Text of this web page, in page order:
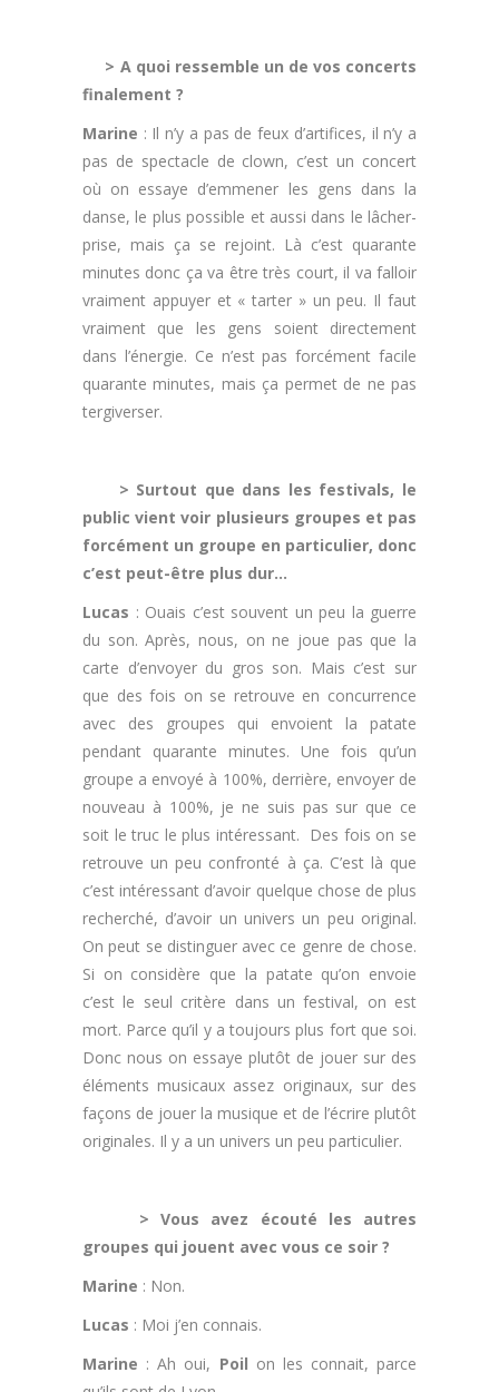
> A quoi ressemble un de vos concerts
finalement ?
Marine : Il n’y a pas de feux d’artifices, il n’y a
pas de spectacle de clown, c’est un concert
où on essaye d’emmener les gens dans la
danse, le plus possible et aussi dans le lâcher-
prise, mais ça se rejoint. Là c’est quarante
minutes donc ça va être très court, il va falloir
vraiment appuyer et « tarter » un peu. Il faut
vraiment que les gens soient directement
dans l’énergie. Ce n’est pas forcément facile
quarante minutes, mais ça permet de ne pas
tergiverser.
> Surtout que dans les festivals, le
public vient voir plusieurs groupes et pas
forcément un groupe en particulier, donc
c’est peut-être plus dur…
Lucas : Ouais c’est souvent un peu la guerre
du son. Après, nous, on ne joue pas que la
carte d’envoyer du gros son. Mais c’est sur
que des fois on se retrouve en concurrence
avec des groupes qui envoient la patate
pendant quarante minutes. Une fois qu’un
groupe a envoyé à 100%, derrière, envoyer de
nouveau à 100%, je ne suis pas sur que ce
soit le truc le plus intéressant. Des fois on se
retrouve un peu confronté à ça. C’est là que
c’est intéressant d’avoir quelque chose de plus
recherché, d’avoir un univers un peu original.
On peut se distinguer avec ce genre de chose.
Si on considère que la patate qu’on envoie
c’est le seul critère dans un festival, on est
mort. Parce qu’il y a toujours plus fort que soi.
Donc nous on essaye plutôt de jouer sur des
éléments musicaux assez originaux, sur des
façons de jouer la musique et de l’écrire plutôt
originales. Il y a un univers un peu particulier.
> Vous avez écouté les autres
groupes qui jouent avec vous ce soir ?
Marine : Non.
Lucas : Moi j’en connais.
Marine : Ah oui, Poil on les connait, parce